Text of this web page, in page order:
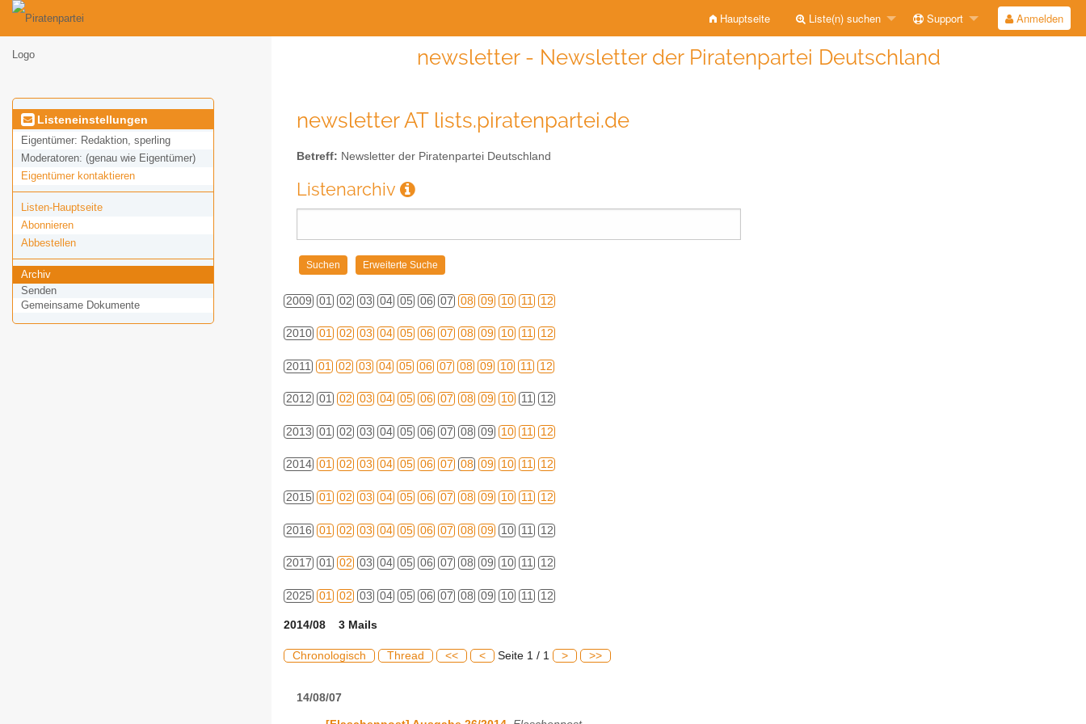
Hauptseite Liste(n) suchen Support Anmelden
newsletter - Newsletter der Piratenpartei Deutschland
Listeneinstellungen
Eigentümer: Redaktion, sperling
Moderatoren: (genau wie Eigentümer)
Eigentümer kontaktieren
Listen-Hauptseite
Abonnieren
Abbestellen
Archiv
Senden
Gemeinsame Dokumente
newsletter AT lists.piratenpartei.de
Betreff: Newsletter der Piratenpartei Deutschland
Listenarchiv
2009 01 02 03 04 05 06 07 08 09 10 11 12
2010 01 02 03 04 05 06 07 08 09 10 11 12
2011 01 02 03 04 05 06 07 08 09 10 11 12
2012 01 02 03 04 05 06 07 08 09 10 11 12
2013 01 02 03 04 05 06 07 08 09 10 11 12
2014 01 02 03 04 05 06 07 08 09 10 11 12
2015 01 02 03 04 05 06 07 08 09 10 11 12
2016 01 02 03 04 05 06 07 08 09 10 11 12
2017 01 02 03 04 05 06 07 08 09 10 11 12
2025 01 02 03 04 05 06 07 08 09 10 11 12
2014/08 3 Mails
Chronologisch Thread << < Seite 1 / 1 > >>
14/08/07